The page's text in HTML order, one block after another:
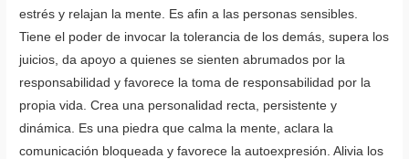
estrés y relajan la mente. Es afin a las personas sensibles.
Tiene el poder de invocar la tolerancia de los demás, supera los
juicios, da apoyo a quienes se sienten abrumados por la
responsabilidad y favorece la toma de responsabilidad por la
propia vida. Crea una personalidad recta, persistente y
dinámica. Es una piedra que calma la mente, aclara la
comunicación bloqueada y favorece la autoexpresión. Alivia los